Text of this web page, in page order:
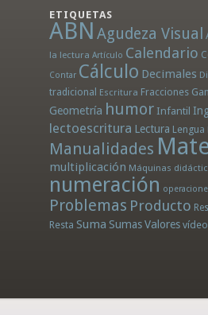
ETIQUETAS
ABN Agudeza Visual
la lectura Artículo Calendario
Contar Cálculo Decimales
tradicional Escritura Fracciones
Geometría humor Infantil
lectoescritura Lectura Lengua
Manualidades
multiplicación Máquinas
numeración
Problemas Producto
Resta Suma SumasValores vídeo